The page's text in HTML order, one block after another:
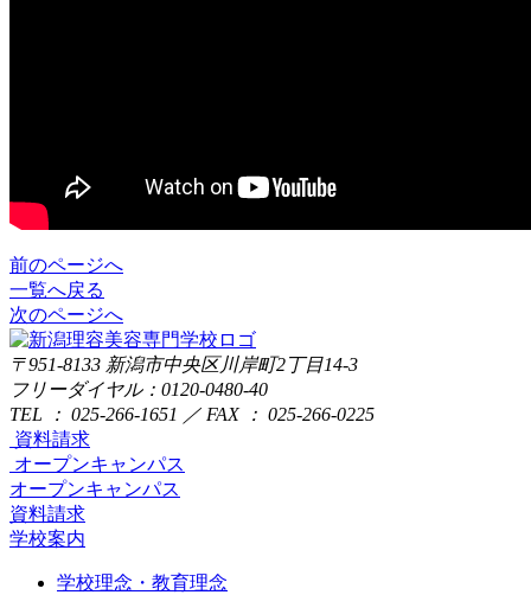
前のページへ
一覧へ戻る
次のページへ
〒951-8133 新潟市中央区川岸町2丁目14-3
フリーダイヤル：0120-0480-40
TEL ： 025-266-1651 ／ FAX ： 025-266-0225
資料請求
オープンキャンパス
オープンキャンパス
資料請求
学校案内
学校理念・教育理念